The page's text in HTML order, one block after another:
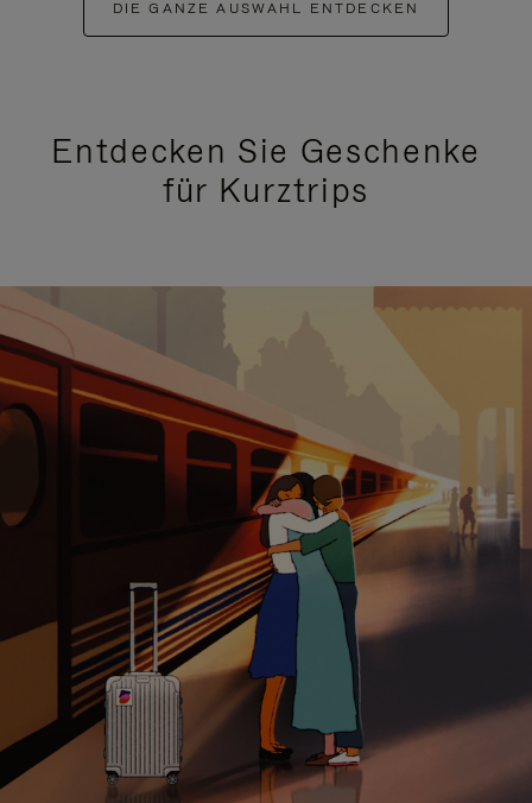
DIE GANZE AUSWAHL ENTDECKEN
Entdecken Sie Geschenke
für Kurztrips